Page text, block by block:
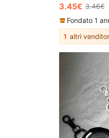
3.45€ 3.46€
Fondato 1
1 altri